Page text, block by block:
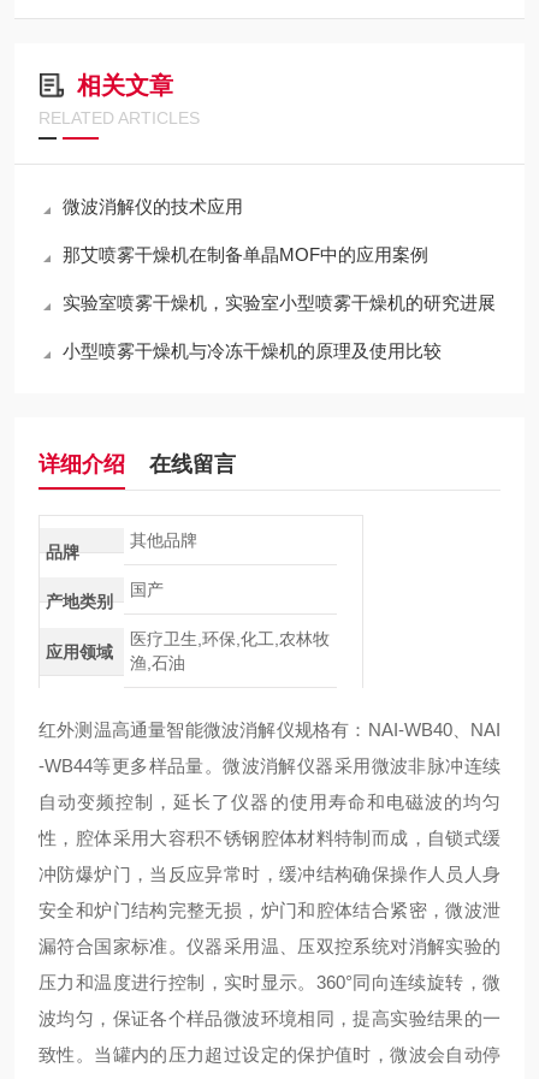
相关文章
RELATED ARTICLES
微波消解仪的技术应用
那艾喷雾干燥机在制备单晶MOF中的应用案例
实验室喷雾干燥机，实验室小型喷雾干燥机的研究进展
小型喷雾干燥机与冷冻干燥机的原理及使用比较
详细介绍 在线留言
品牌
其他品牌
产地类别
国产
应用领域
医疗卫生,环保,化工,农林牧
渔,石油
红外测温高通量智能微波消解仪规格有：NAI-WB40、NAI
-WB44等更多样品量。微波消解仪器采用微波非脉冲连续
自动变频控制，延长了仪器的使用寿命和电磁波的均匀
性，腔体采用大容积不锈钢腔体材料特制而成，自锁式缓
冲防爆炉门，当反应异常时，缓冲结构确保操作人员人身
安全和炉门结构完整无损，炉门和腔体结合紧密，微波泄
漏符合国家标准。仪器采用温、压双控系统对消解实验的
压力和温度进行控制，实时显示。360°同向连续旋转，微
波均匀，保证各个样品微波环境相同，提高实验结果的一
致性。当罐内的压力超过设定的保护值时，微波会自动停